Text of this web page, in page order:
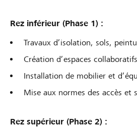
Rez inférieur (Phase 1) :
Travaux d’isolation, sols,
Création d’espaces
Installation de mobilier et
Mise aux normes des accès et
Rez supérieur (Phase 2) :